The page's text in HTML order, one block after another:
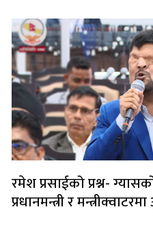
रमेश प्रसाईको प्रश्न-
प्रधानमन्त्री र